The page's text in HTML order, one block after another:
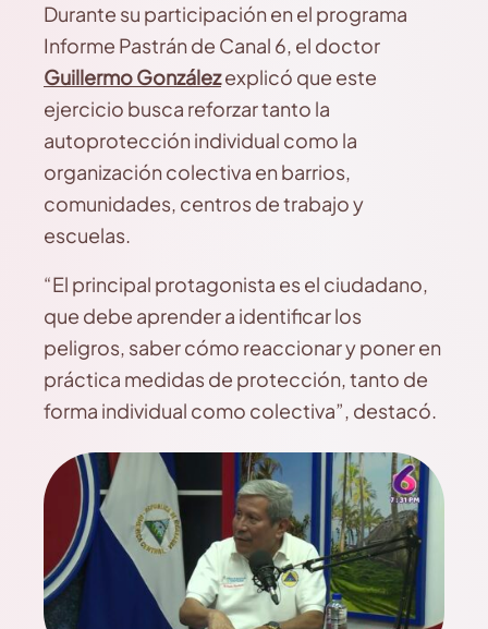
Durante su participación en el programa
Informe Pastrán de Canal 6, el doctor
Guillermo Gonzálezexplicó que este
ejercicio busca reforzar tanto la
autoprotección individual como la
organización colectiva en barrios,
comunidades, centros de trabajo y
escuelas.
“El principal protagonista es el ciudadano,
que debe aprender a identificar los
peligros, saber cómo reaccionar y poner en
práctica medidas de protección, tanto de
forma individual como colectiva”, destacó.